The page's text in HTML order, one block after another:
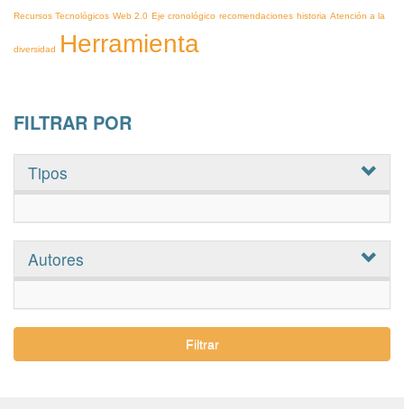
Recursos Tecnológicos Web 2.0 Eje cronológico recomendaciones historia Atención a la
diversidad Herramienta
FILTRAR POR
Tipos
Autores
Filtrar